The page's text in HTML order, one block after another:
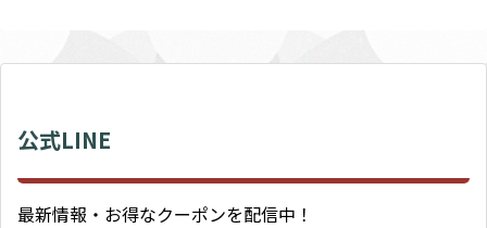
公式LINE
最新情報・お得なクーポンを配信中！